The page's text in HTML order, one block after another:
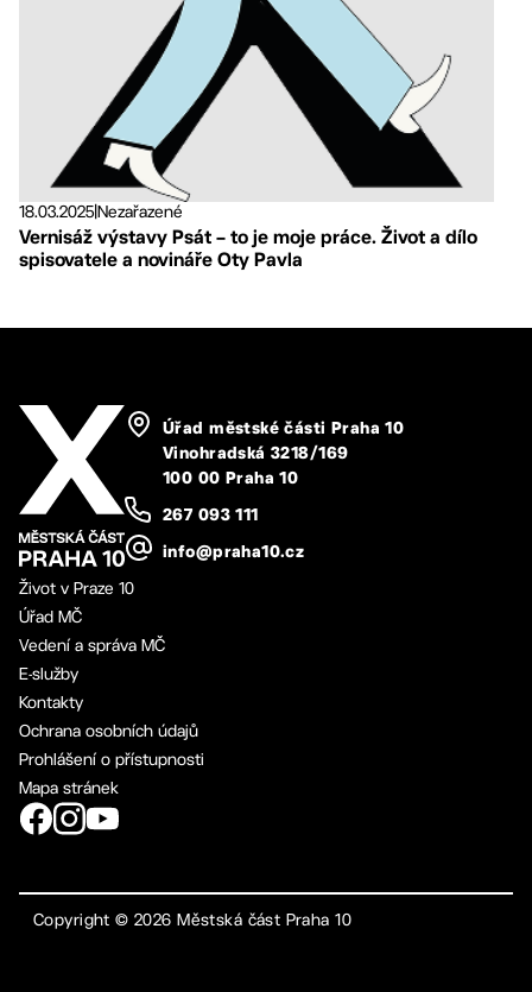
18.03.2025|Nezařazené
Vernisáž výstavy Psát – to je moje práce. Život a dílo
spisovatele a novináře Oty Pavla
Úřad městské části Praha 10
Vinohradská 3218/169
100 00 Praha 10
267 093 111
info@praha10.cz
Život v Praze 10
Úřad MČ
Vedení a správa MČ
E-služby
Kontakty
Ochrana osobních údajů
Prohlášení o přístupnosti
Mapa stránek
Copyright ©2026 Městská část Praha 10